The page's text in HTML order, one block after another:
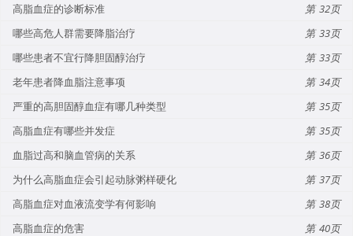
高脂血症的诊断标准
32
哪些高危人群需要降脂治疗
33
哪些患者不宜行降胆固醇治疗
33
老年患者降血脂注意事项
34
严重的高胆固醇血症有哪几种类型
35
高脂血症有哪些并发症
35
血脂过高和脑血管病的关系
36
为什么高脂血症会引起动脉粥样硬化
37
高脂血症对血液流变学有何影响
38
高脂血症的危害
40